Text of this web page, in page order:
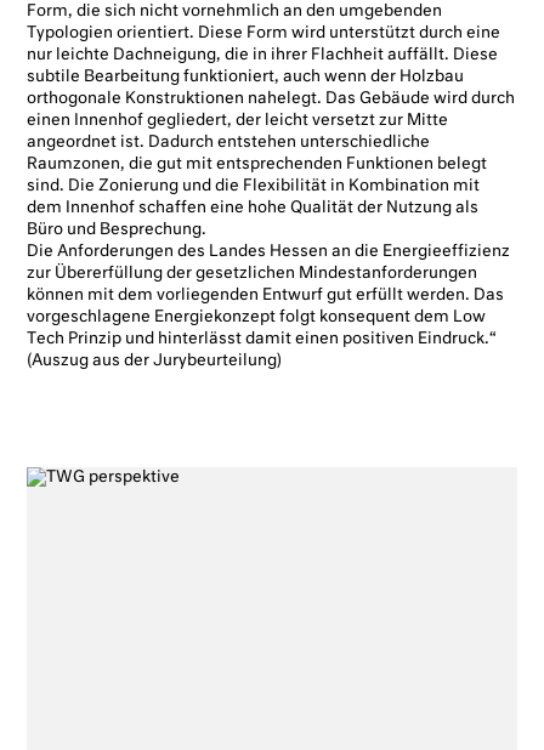
Form, die sich nicht vornehmlich an den umgebenden
Typologien orientiert. Diese Form wird unterstützt durch eine
nur leichte Dachneigung, die in ihrer Flachheit auffällt. Diese
subtile Bearbeitung funktioniert, auch wenn der Holzbau
orthogonale Konstruktionen nahelegt. Das Gebäude wird durch
einen Innenhof gegliedert, der leicht versetzt zur Mitte
angeordnet ist. Dadurch entstehen unterschiedliche
Raumzonen, die gut mit entsprechenden Funktionen belegt
sind. Die Zonierung und die Flexibilität in Kombination mit
dem Innenhof schaffen eine hohe Qualität der Nutzung als
Büro und Besprechung.
Die Anforderungen des Landes Hessen an die Energieeffizienz
zur Übererfüllung der gesetzlichen Mindestanforderungen
können mit dem vorliegenden Entwurf gut erfüllt werden. Das
vorgeschlagene Energiekonzept folgt konsequent dem Low
Tech Prinzip und hinterlässt damit einen positiven Eindruck.“
(Auszug aus der Jurybeurteilung)